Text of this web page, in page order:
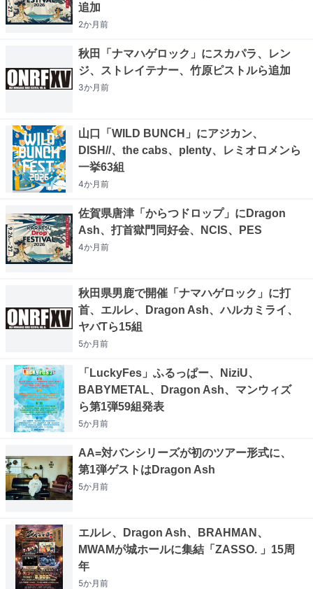
追加
2か月前
秋田「ナマハゲロック」にスカパラ、レン
ジ、ストレイテナー、竹原ピストルら追加
3か月前
山口「WILD BUNCH」にアジカン、
DISH//、the cabs、plenty、レミオロメンら
一挙63組
4か月前
佐賀県唐津「からつドロップ」にDragon
Ash、打首獄門同好会、NCIS、PES
4か月前
秋田県男鹿で開催「ナマハゲロック」に打
首、エルレ、Dragon Ash、ハルカミライ、
ヤバTら15組
5か月前
「LuckyFes」ふるっぱー、NiziU、
BABYMETAL、Dragon Ash、マンウィズ
ら第1弾59組発表
5か月前
AA=対バンシリーズが初のツアー形式に、
第1弾ゲストはDragon Ash
5か月前
エルレ、Dragon Ash、BRAHMAN、
MWAMが城ホールに集結「ZASSO. 」15周
年
5か月前